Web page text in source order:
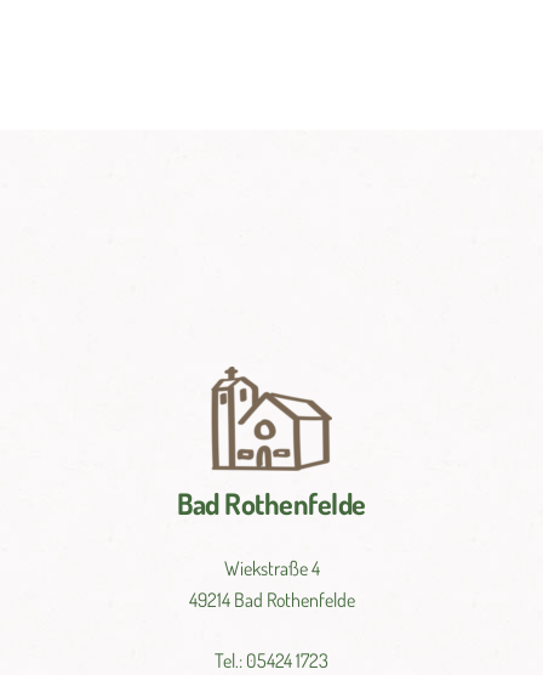
Bad Rothenfelde
Wiekstraße 4
49214 Bad Rothenfelde
Tel.: 05424 1723